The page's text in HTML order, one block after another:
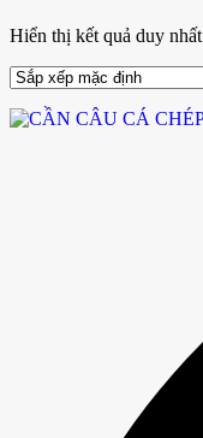
Hiển thị kết quả duy nhất